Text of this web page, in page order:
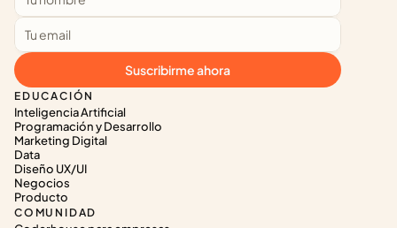
EDUCACIÓN
Inteligencia Artificial
Programación y Desarrollo
Marketing Digital
Data
Diseño UX/UI
Negocios
Producto
COMUNIDAD
Suscribirme ahora